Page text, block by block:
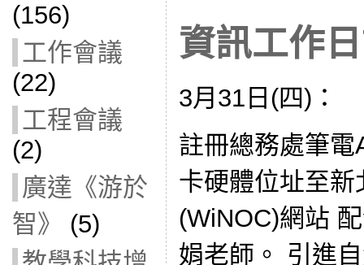
(156)
工作會議
(22)
工程會議
(2)
廣達《游於
智》
(5)
資訊工作
3月31日(四)：
註冊總務處筆
卡硬體位址至
(WiNOC)網站
娟老師。 引進